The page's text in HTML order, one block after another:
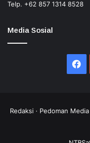
Telp. +62 857 1314 8528
Media Sosial
Redaksi · Pedoman